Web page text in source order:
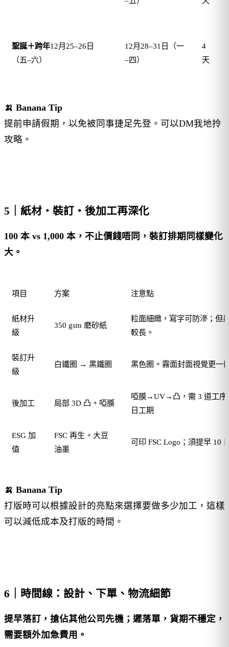
聖誕＋跨年12月25–26日
（五–六）
12月28–31日（一
–四）
4
天
🍌 Banana Tip
提前申請假期，以免被同事捷足先登。可以DM我地拎
攻略。
5｜紙材・裝訂・後加工再深化
100 本 vs 1,000 本，不止價錢唔同，裝訂排期同樣變化
大。
項目 方案 注意點
紙材升
級
350 gsm 磨砂紙
粒面細緻，寫字可防滲；但
較長。
裝訂升
級
白鐵圈 → 黑鐵圈 黑色圈 + 霧面封面視覺更一
後加工 局部 3D 凸 + 啞膜
啞膜→UV→凸，需 3 道工序
日工期
ESG 加
值
FSC 再生 + 大豆
油墨
可印 FSC Logo；須提早 10
🍌 Banana Tip
打版時可以根據設計的亮點來選擇要做多少加工，這樣
可以減低成本及打版的時間。
6｜時間線：設計、下單、物流細節
提早落訂，搶佔其他公司先機；遲落單，貨期不穩定，
需要額外加急費用。